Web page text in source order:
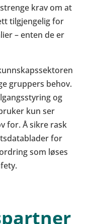
krav om at
tilgjengelig for
– enten de er
gruppers behov.
og
kun ser
for. Å sikre rask
for
som løses